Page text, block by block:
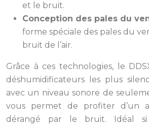
et le bruit.
Conception des pales du
forme spéciale des pales du
bruit de l’air.
Grâce à ces technologies, le
déshumidificateurs les plus
avec un niveau sonore de
vous permet de profiter d’un
dérangé par le bruit. Idéal si